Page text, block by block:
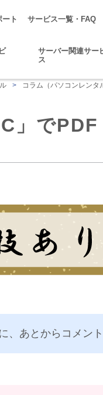
ート サービス一覧・FAQ
サーバー関連サー
ス
> コラム（パソコンレンタ
」で
、あとからコメン